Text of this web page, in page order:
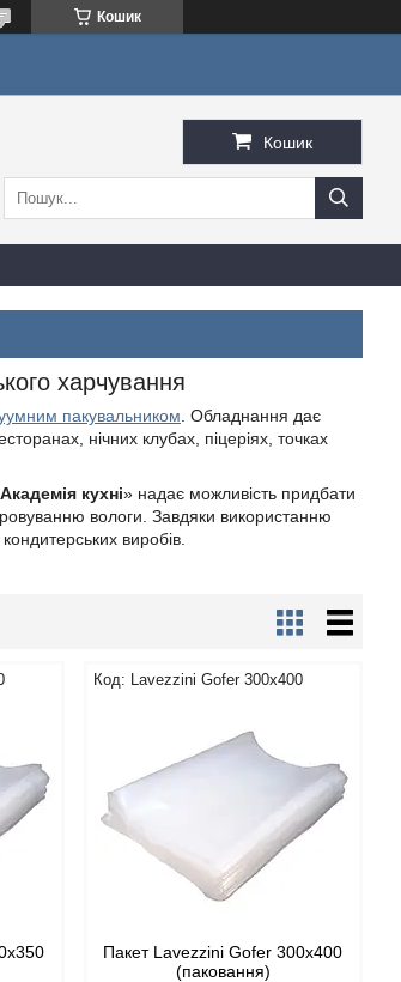
Кошик
Кошик
харчування
пакувальником . Обладнання дає
нічних клубах, піцеріях, точках
Академія кухні» надає можливість придбати
вологи. Завдяки використанню
виробів.
Lavezzini Gofer 300x400
Пакет Lavezzini Gofer 300x400
(паковання)